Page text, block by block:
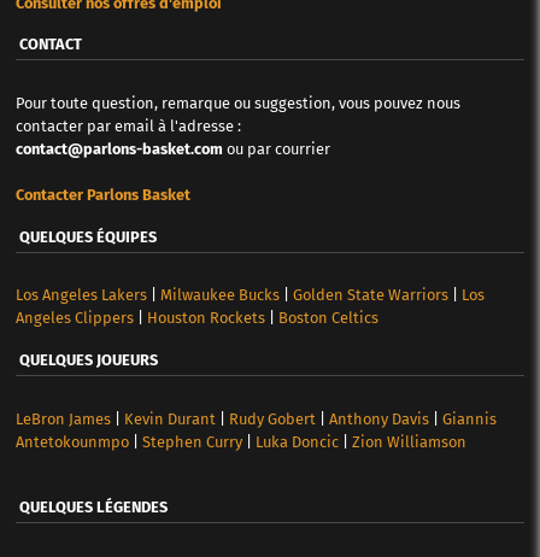
CONTACT
Pour toute question, remarque ou suggestion, vous pouvez nous
contacter par email à l'adresse :
contact@parlons-basket.com ou par courrier
Contacter Parlons Basket
QUELQUES ÉQUIPES
Los Angeles Lakers| Milwaukee Bucks| Golden State Warriors| Los
Angeles Clippers| Houston Rockets| Boston Celtics
QUELQUES JOUEURS
LeBron James| Kevin Durant Rudy Gobert Anthony Davis| Giannis
Antetokounmpo| Stephen Curry| Luka Doncic| Zion Williamson
QUELQUES LÉGENDES